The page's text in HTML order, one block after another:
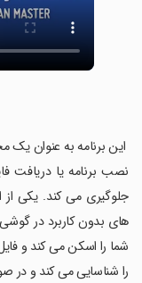
این برنامه به عنوان یک
نصب برنامه یا دریافت
جلوگیری می کند. یکی از
های بدون کاربرد در
را شناسایی می کند و در